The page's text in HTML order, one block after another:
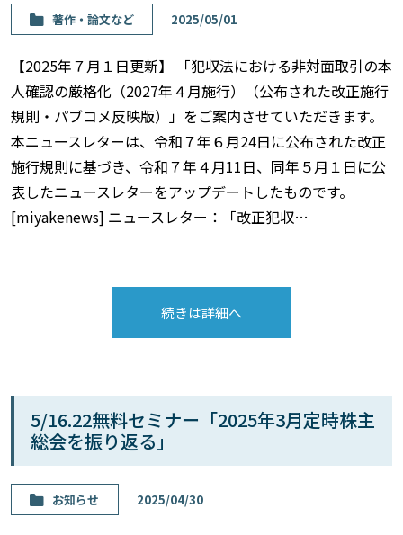
著作・論⽂など 2025/05/01
【2025年７月１日更新】 「犯収法における非対面取引の本
人確認の厳格化（2027年４月施行）（公布された改正施行
規則・パブコメ反映版）」をご案内させていただきます。
本ニュースレターは、令和７年６月24日に公布された改正
施行規則に基づき、令和７年４月11日、同年５月１日に公
表したニュースレターをアップデートしたものです。
[miyakenews] ニュースレター：「改正犯収…
続きは詳細へ
5/16.22無料セミナー「2025年3月定時株主
総会を振り返る」
お知らせ 2025/04/30